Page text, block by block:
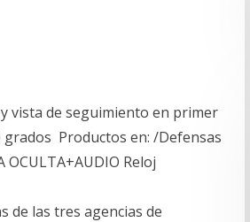
vista de seguimiento en primer
grados Productos en: /Defensas
OCULTA+AUDIO Reloj
de las tres agencias de